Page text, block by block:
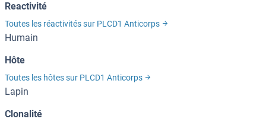
Reactivité
Toutes les réactivités sur PLCD1 Anticorps
Humain
Hôte
Toutes les hôtes sur PLCD1 Anticorps
Lapin
Clonalité